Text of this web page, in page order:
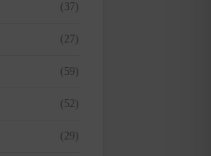
(37)
(27)
(59)
(52)
(29)